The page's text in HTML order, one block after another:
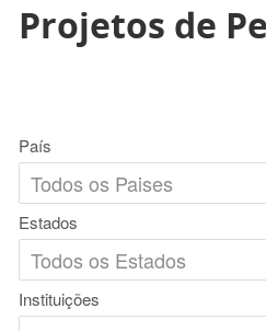
Projetos de
País
Estados
Instituições